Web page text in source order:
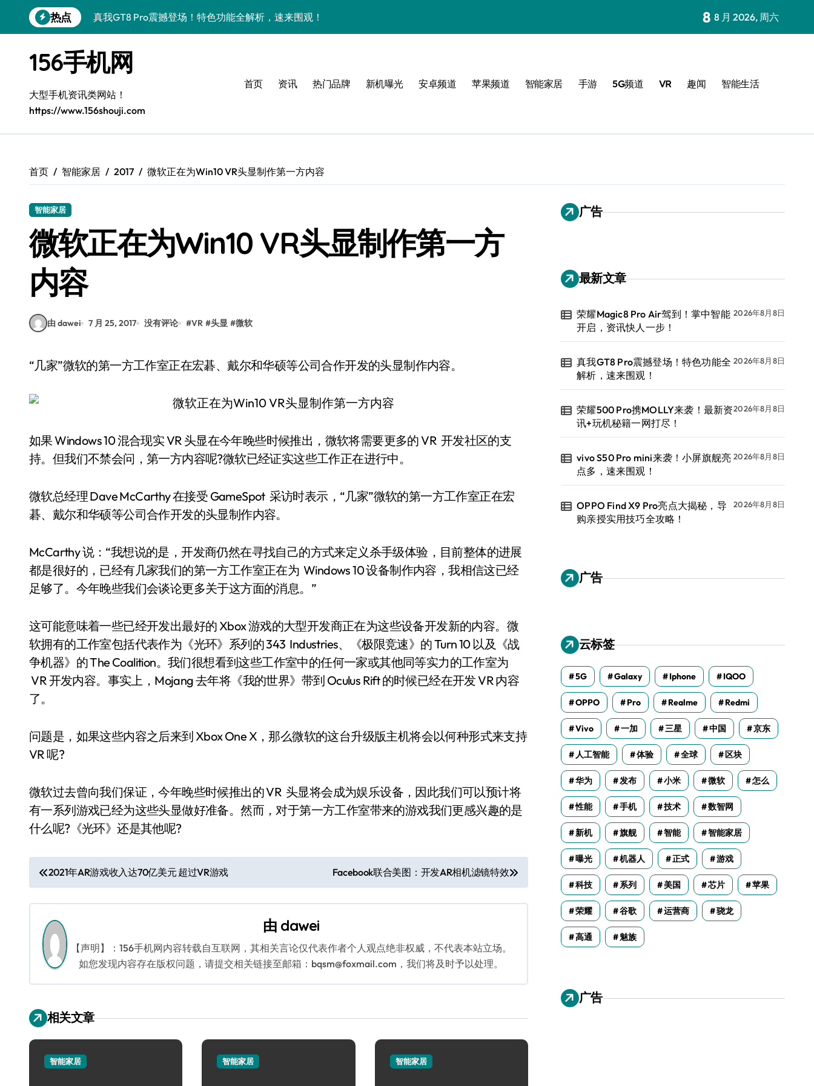
到
热点
真我GT8 Pro震撼登场！特色功能全解析，速来围观！
vivo S50 Pro mini来袭！小屏旗舰亮点多，速来围观！
OPPO Find X9 Pro亮点大揭秘，导购亲授实用技巧全攻略！
REDMI K90深度揭秘：超强配置亮点，购机必看！
荣耀ROBOT PHONE来袭，智享生活，资讯一手轻松掌控！
iPhone 17e重磅来袭！性能配置大升级，速来抢先看！
荣耀Magic8 Pro Air驾到！掌中智能开启，资讯快人一步！
8 8 月 2026, 周六
156手机网
大型手机资讯类网站！
https://www.156shouji.com
首页 资讯 热门品牌 新机曝光 安卓频道 苹果频道 智能家居 手游 5G频道 VR 趣闻 智能生活
首页 智能家居 2017 微软正在为Win10 VR头显制作第一方内容
智能家居
微软正在为Win10 VR头显制作第一方
内容
由 dawei 7 月 25, 2017 没有评论 #VR #头显 #微软
“几家”微软的第一方工作室正在宏碁、戴尔和华硕等公司合作开发的头显制作内容。
如果 Windows 10 混合现实 VR 头显在今年晚些时候推出，微软将需要更多的 VR 开发社区的支
持。但我们不禁会问，第一方内容呢?微软已经证实这些工作正在进行中。
微软总经理 Dave McCarthy 在接受 GameSpot 采访时表示，“几家”微软的第一方工作室正在宏
碁、戴尔和华硕等公司合作开发的头显制作内容。
McCarthy 说：“我想说的是，开发商仍然在寻找自己的方式来定义杀手级体验，目前整体的进展
都是很好的，已经有几家我们的第一方工作室正在为 Windows 10 设备制作内容，我相信这已经
足够了。今年晚些我们会谈论更多关于这方面的消息。”
这可能意味着一些已经开发出最好的 Xbox 游戏的大型开发商正在为这些设备开发新的内容。微
软拥有的工作室包括代表作为《光环》系列的 343 Industries、《极限竞速》的 Turn 10 以及《战
争机器》的 The Coalition。我们很想看到这些工作室中的任何一家或其他同等实力的工作室为
VR 开发内容。事实上，Mojang 去年将《我的世界》带到 Oculus Rift 的时候已经在开发 VR 内容
了。
问题是，如果这些内容之后来到 Xbox One X，那么微软的这台升级版主机将会以何种形式来支持
VR 呢?
微软过去曾向我们保证，今年晚些时候推出的 VR 头显将会成为娱乐设备，因此我们可以预计将
有一系列游戏已经为这些头显做好准备。然而，对于第一方工作室带来的游戏我们更感兴趣的是
什么呢?《光环》还是其他呢?
文
章
导
航
2021年AR游戏收入达70亿美元 超过VR游戏 Facebook联合美图：开发AR相机滤镜特效
由 dawei
【声明】：156手机网内容转载自互联网，其相关言论仅代表作者个人观点绝非权威，不代表本站立场。
如您发现内容存在版权问题，请提交相关链接至邮箱：bqsm@foxmail.com，我们将及时予以处理。
相关文章
智能家居 智能家居 智能家居
广告
最新文章
荣耀Magic8 Pro Air驾到！掌中智能
开启，资讯快人一步！
2026年8月8日
真我GT8 Pro震撼登场！特色功能全
解析，速来围观！
2026年8月8日
荣耀500 Pro携MOLLY来袭！最新资
讯+玩机秘籍一网打尽！
2026年8月8日
vivo S50 Pro mini来袭！小屏旗舰亮
点多，速来围观！
2026年8月8日
OPPO Find X9 Pro亮点大揭秘，导
购亲授实用技巧全攻略！
2026年8月8日
广告
云标签
5G Galaxy Iphone IQOO
OPPO Pro Realme Redmi
Vivo 一加 三星 中国 京东
人工智能 体验 全球 区块
华为 发布 小米 微软 怎么
性能 手机 技术 数智网
新机 旗舰 智能 智能家居
曝光 机器人 正式 游戏
科技 系列 美国 芯片 苹果
荣耀 谷歌 运营商 骁龙
高通 魅族
广告